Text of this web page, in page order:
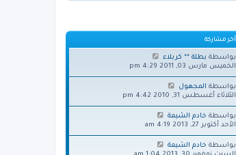
آخر مشاركة
بواسطة بطلة ** كربلاء
ا
آ
ر
ش
ا
الخميس مارس 03, 2011 4:29 pm
بواسطة المجهول
ا
آ
ر
م
الثلاثاء أغسطس 31, 2010 4:42 pm
بواسطة خادم الشيعة
آ
الأحد أكتوبر 27, 2013 4:19 am
بواسطة خادم الشيعة
ا